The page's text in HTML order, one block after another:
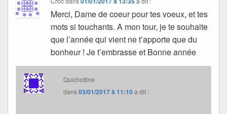
Merci, Dame de coeur pour tes voeux, et tes
mots si touchants. A mon tour, je te souhaite
que l’année qui vient ne t’apporte que du
bonheur ! Je t’embrasse et Bonne année
Quichottine
dans03/01/2017 à 11:10a dit :